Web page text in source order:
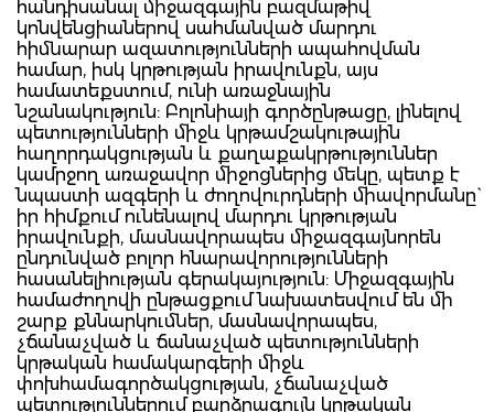
հանդիսանալ միջազգային բազմաթիվ
կոնվենցիաներով սահմանված մարդու
հիմնարար ազատությունների ապահովման
համար, իսկ կրթության իրավունքն, այս
համատեքստում, ունի առաջնային
նշանակություն: Բոլոնիայի գործընթացը, լինելով
պետությունների միջև կրթամշակութային
հաղորդակցության և քաղաքակրթություններ
կամրջող առաջավոր միջոցներից մեկը, պետք է
նպաստի ազգերի և ժողովուրդների միավորմանը`
իր հիմքում ունենալով մարդու կրթության
իրավունքի, մասնավորապես միջազգայնորեն
ընդունված բոլոր հնարավորությունների
հասանելիության գերակայություն: Միջազգային
համաժողովի ընթացքում նախատեսվում են մի
շարք քննարկումներ, մասնավորապես,
չճանաչված և ճանաչված պետությունների
կրթական համակարգերի միջև
փոխհամագործակցության, չճանաչված
պետություններում բարձրագույն կրթական